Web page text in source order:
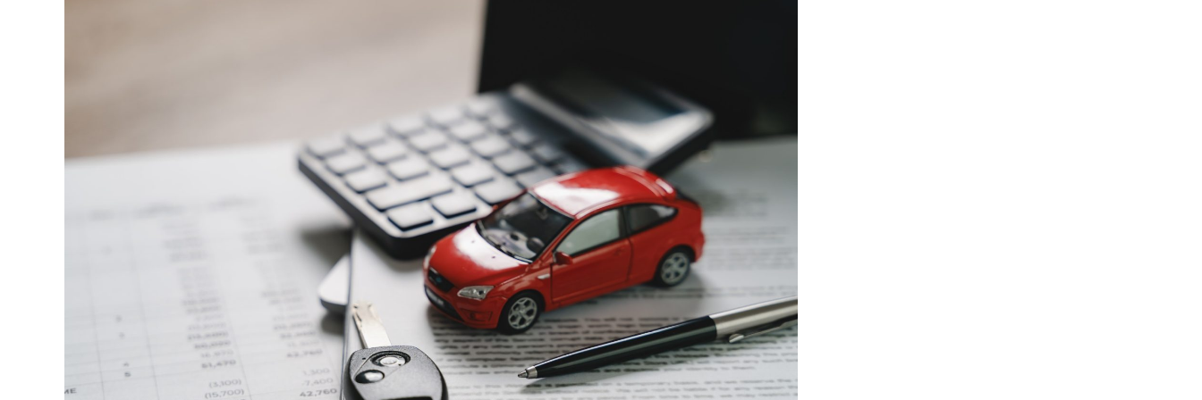
Apoi vine partea de comportament. O pagină pe care vizitatorii stau zece, cincisprezece
minute ca să urmărească replay-ul trimite un semnal greu de ignorat. Google nu îți măsoară
direct satisfacția, însă timpul petrecut, scrollul și revenirile spun ceva despre cât de util e
Și mai e ceva ce se uită ușor. Un webinar reușit atrage linkuri aproape de la sine. Cineva îl
menționează într-un newsletter, altcineva îl citează într-un articol, un partener îl trimite în
comunitatea lui. Fiecare astfel de mențiune e o cărămidă pusă la autoritatea domeniului tău,
iar autoritatea e moneda forte în SEO.
Apoi mai e economia de scară, care mă încântă de fiecare dată. Dintr-o singură sesiune scoți
un articol lung, cinci sau șase clipuri scurte pentru social, o pagină de replay, un episod de
podcast din audio și o serie de întrebări frecvente. O oră de filmare ajunge să hrănească un
calendar editorial întreg, dacă platforma îți permite să scoți ușor materialul brut.
Ce transformă o platformă obișnuită într-una bună pentru